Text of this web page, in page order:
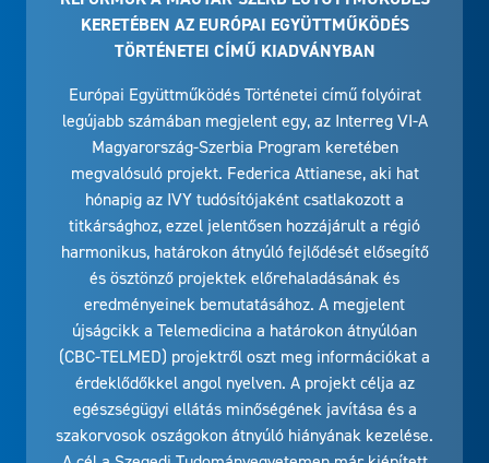
KERETÉBEN AZ EURÓPAI EGYÜTTMŰKÖDÉS
TÖRTÉNETEI CÍMŰ KIADVÁNYBAN
Európai Együttműködés Történetei című folyóirat
legújabb számában megjelent egy, az Interreg VI-A
Magyarország-Szerbia Program keretében
megvalósuló projekt. Federica Attianese, aki hat
hónapig az IVY tudósítójaként csatlakozott a
titkársághoz, ezzel jelentősen hozzájárult a régió
harmonikus, határokon átnyúló fejlődését elősegítő
és ösztönző projektek előrehaladásának és
eredményeinek bemutatásához. A megjelent
újságcikk a Telemedicina a határokon átnyúlóan
(CBC-TELMED) projektről oszt meg információkat a
érdeklődőkkel angol nyelven. A projekt célja az
egészségügyi ellátás minőségének javítása és a
szakorvosok oszágokon átnyúló hiányának kezelése.
A cél a Szegedi Tudományegyetemen már kiépített